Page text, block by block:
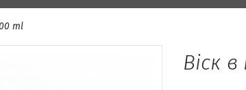
ml
Віск